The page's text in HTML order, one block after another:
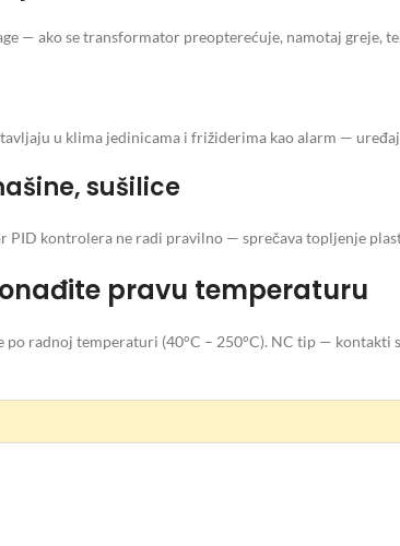
— ako se transformator preopterećuje, namotaj greje,
u klima jedinicama i frižiderima kao alarm —
sušilice
PID kontrolera ne radi pravilno — sprečava topljenje
pravu temperaturu
radnoj temperaturi (40°C – 250°C). NC tip —